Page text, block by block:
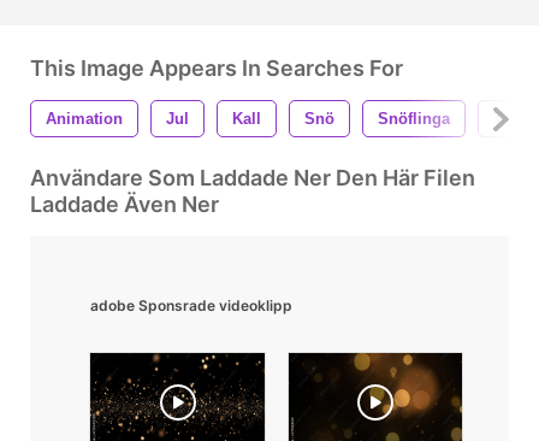
This Image Appears In Searches For
Animation Jul Kall Snö Snöflinga Träd
Användare Som Laddade Ner Den Här Filen
Laddade Även Ner
adobe Sponsrade videoklipp